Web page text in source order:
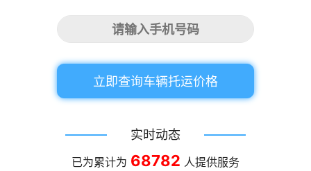
立即查询车辆托运价格
实时动态
已为累计为 68782 人提供服务